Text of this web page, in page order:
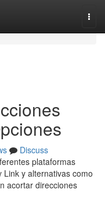
Discuss
plataformas
y alternativas como
acortar direcciones